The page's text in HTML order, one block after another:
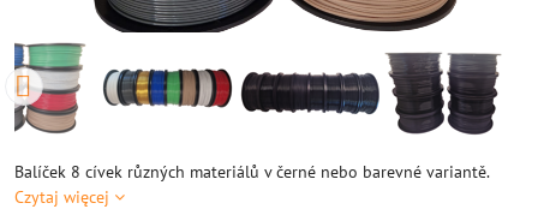
Balíček 8 cívek různých materiálů v černé nebo barevné variantě.
Czytaj więcej